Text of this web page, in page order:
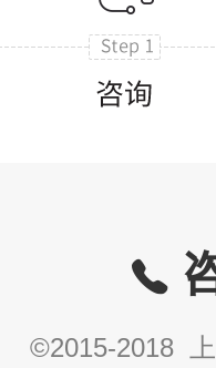
©2015-2018